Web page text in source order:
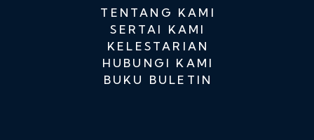
TENTANG KAMI
SERTAI KAMI
KELESTARIAN
HUBUNGI KAMI
BUKU BULETIN